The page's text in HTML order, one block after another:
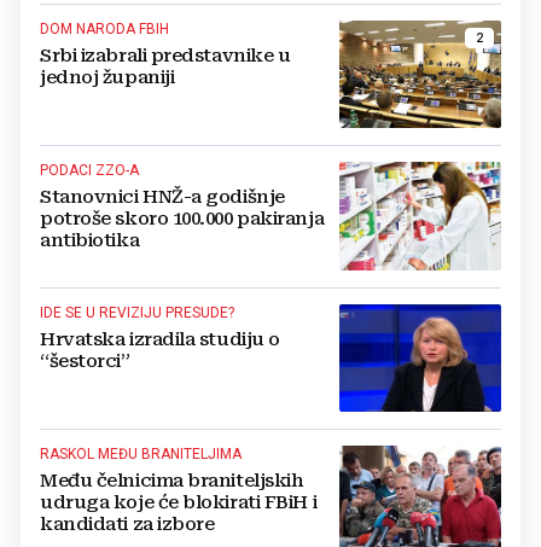
2
DOM NARODA FBIH
Srbi izabrali predstavnike u
jednoj županiji
PODACI ZZO-A
Stanovnici HNŽ-a godišnje
potroše skoro 100.000 pakiranja
antibiotika
IDE SE U REVIZIJU PRESUDE?
Hrvatska izradila studiju o
“šestorci”
RASKOL MEĐU BRANITELJIMA
Među čelnicima braniteljskih
udruga koje će blokirati FBiH i
kandidati za izbore